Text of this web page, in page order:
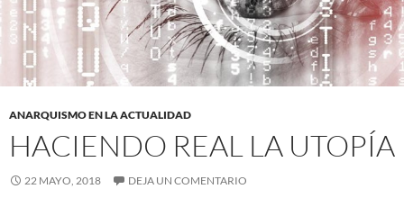
ANARQUISMO EN LA ACTUALIDAD
HACIENDO REAL LA UTOPÍA
22 MAYO, 2018 DEJA UN COMENTARIO